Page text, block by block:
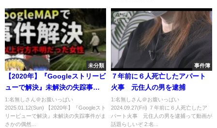
未分類
【2020年】『Googleストリービ
ューで解決』未解決の失踪事件
がまさかの偶然で迷宮入り回
避…捜査官が見つけた奇跡の画
面【ゆっくり解説】
1:名無しさん＠お腹いっぱい
2025.01.12(Sun) 【2020年】『Googleスト
リービューで解決』未解決の失踪事件がま
さかの偶然...
事件簿
７年前に６人死亡したアパート
火事 元住人の男を逮捕
1:名無しさん＠お腹いっぱい
2024.09.27(Fri) ７年前に６人死亡したア
パート火事 元住人の男を逮捕って動画が
話題らしいぞ 2:名...